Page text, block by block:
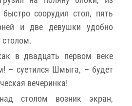
соорудил стол, пять
и две девушки удобно
столом.
в двадцать первом веке
– суетился Шмыга, – будет
вечеринка!
столом возник экран,